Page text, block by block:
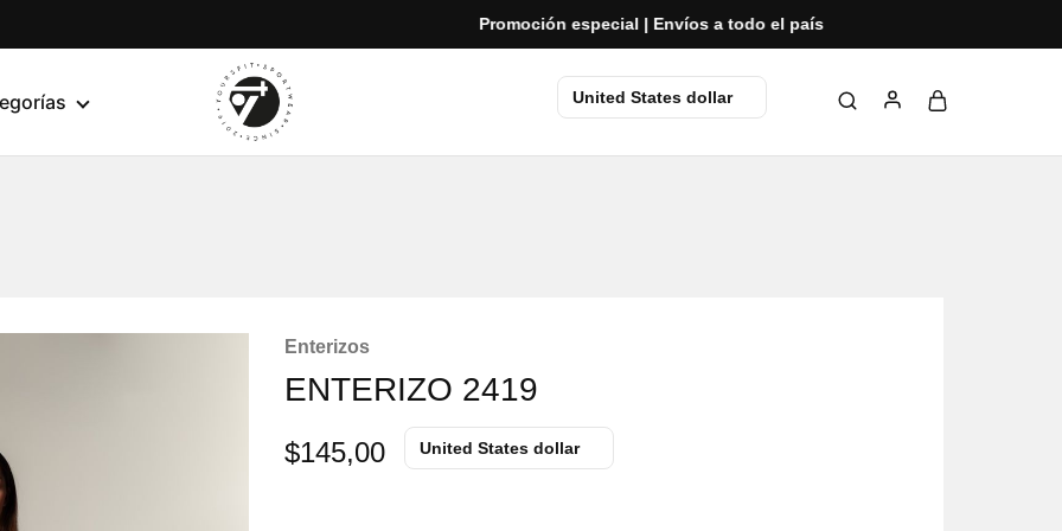
Promoción especial | Envíos a todo el país
yoursfit
Estilo
rendimiento
United States dollar
Enterizos
ENTERIZO 2419
$145,00 United States dollar